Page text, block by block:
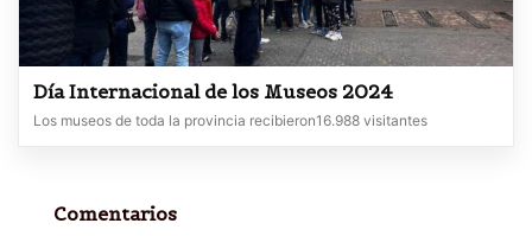
Día Internacional de los Museos 2024
Los museos de toda la provincia recibieron16.988 visitantes
Comentarios